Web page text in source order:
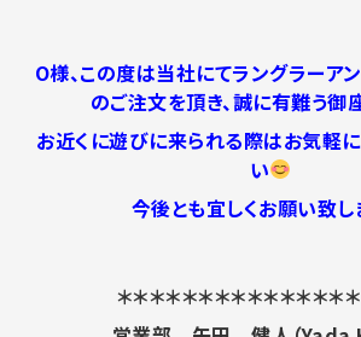
O様、この度は当社にてラングラーア
のご注文を頂き、誠に有難う御
お近くに遊びに来られる際はお気軽
い
今後とも宜しくお願い致し
＊＊＊＊＊＊＊＊＊＊＊＊＊＊